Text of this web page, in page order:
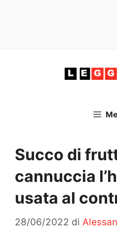
Succo di
cannuccia
usata al
28/06/2022 di